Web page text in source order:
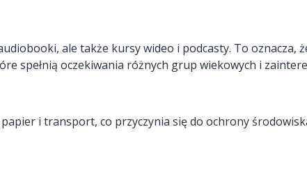
ale także kursy wideo i podcasty. To oznacza,
spełnią oczekiwania różnych grup wiekowych i
i transport, co przyczynia się do ochrony